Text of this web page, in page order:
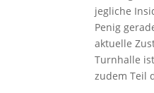
jegliche
Penig
aktuelle
Turnhalle
zudem Teil